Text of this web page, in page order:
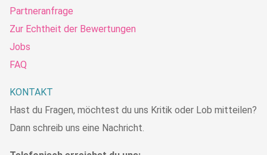
Partneranfrage
Zur Echtheit der Bewertungen
Jobs
FAQ
KONTAKT
Hast du Fragen, möchtest du uns Kritik oder Lob mitteilen?
Dann schreib uns eine Nachricht.